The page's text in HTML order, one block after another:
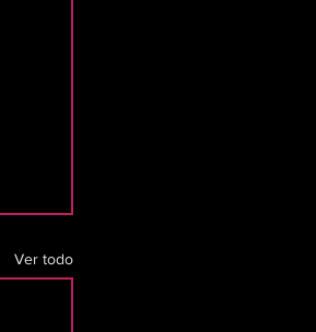
Ver todo